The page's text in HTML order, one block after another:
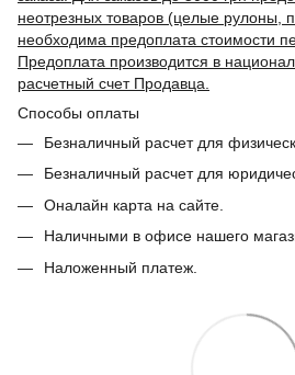
неотрезных товаров (целые рулоны,
необходима предоплата стоимости
Предоплата производится в
расчетный счет Продавца.
Способы оплаты
Безналичный расчет для
Безналичный расчет для
Оналайн карта на сайте.
Наличными в офисе нашего
Наложенный платеж.